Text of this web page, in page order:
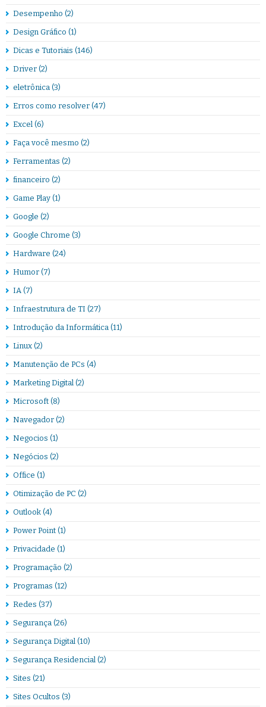
Desempenho (2)
Design Gráfico (1)
Dicas e Tutoriais (146)
Driver (2)
eletrônica (3)
Erros como resolver (47)
Excel (6)
Faça você mesmo (2)
Ferramentas (2)
financeiro (2)
Game Play (1)
Google (2)
Google Chrome (3)
Hardware (24)
Humor (7)
IA (7)
Infraestrutura de TI (27)
Introdução da Informática (11)
Linux (2)
Manutenção de PCs (4)
Marketing Digital (2)
Microsoft (8)
Navegador (2)
Negocios (1)
Negócios (2)
Office (1)
Otimização de PC (2)
Outlook (4)
Power Point (1)
Privacidade (1)
Programação (2)
Programas (12)
Redes (37)
Segurança (26)
Segurança Digital (10)
Segurança Residencial (2)
Sites (21)
Sites Ocultos (3)